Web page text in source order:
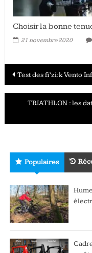
Choisir la bonne
21 novembre 2020
Navigation
des
articles
Test des fi’zi:k Vento
TRIATHLON : les
Populaires